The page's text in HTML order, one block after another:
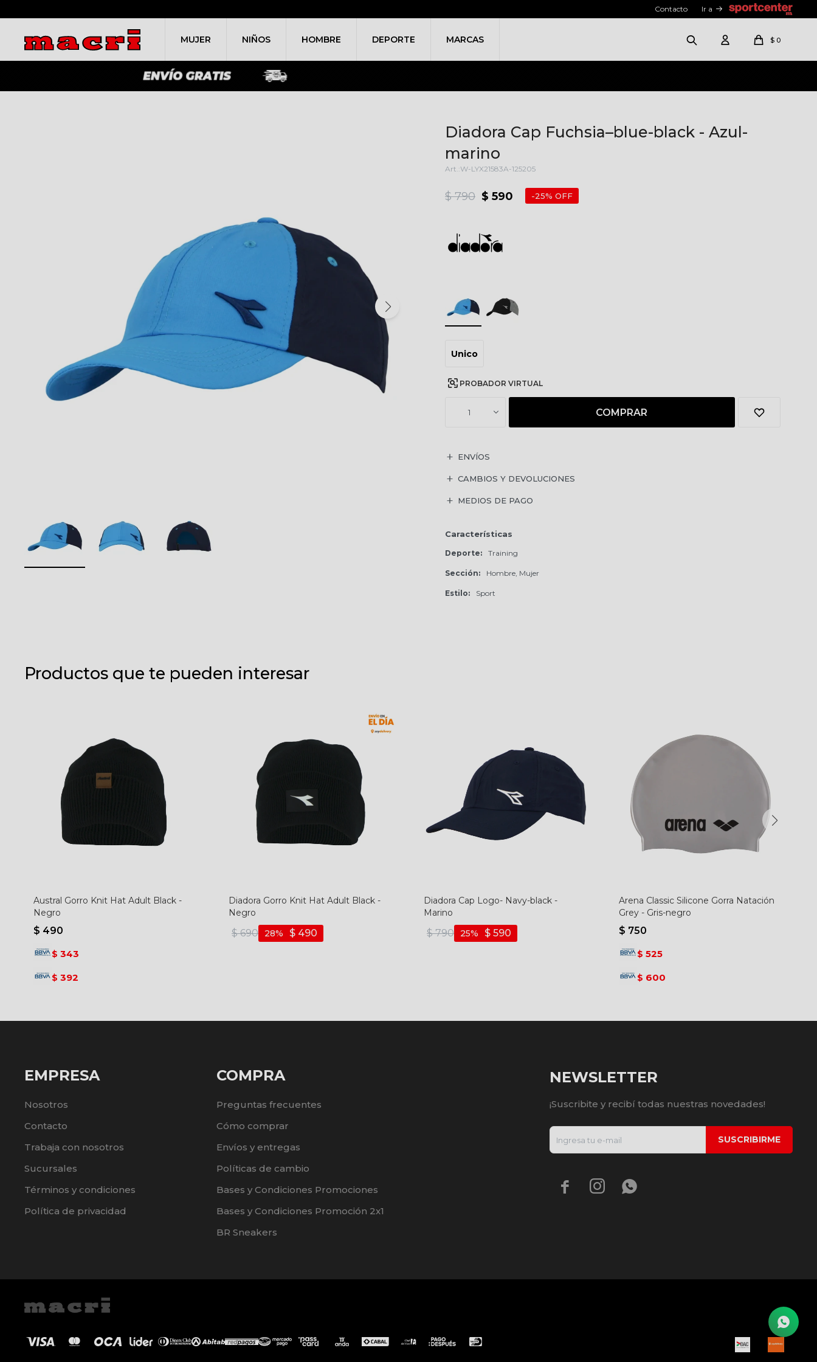
MUJER NIÑOS HOMBRE DEPORTE MARCAS $ 0
Contacto Ir a
Diadora Cap Fuchsia–blue-black - Azul-
marino
W-LYX21583A-125205
$ 590
$ 790 25
Unico
PROBADOR VIRTUAL
1 COMPRAR
ENVÍOS
CAMBIOS Y DEVOLUCIONES
MEDIOS DE PAGO
Características
Deporte Training
Sección Hombre, Mujer
Estilo Sport
Productos que te pueden interesar
Austral Gorro Knit Hat Adult Black -
Negro
$ 490
$ 343
$ 392
Diadora Gorro Knit Hat Adult Black -
Negro
$ 690 $ 490
28
Diadora Cap Logo- Navy-black -
Marino
$ 790 $ 590
25
Arena Classic Silicone Gorra Natación
Grey - Gris-negro
$ 750
$ 525
$ 600
EMPRESA
Nosotros
Contacto
Trabaja con nosotros
Sucursales
Términos y condiciones
Política de privacidad
COMPRA
Preguntas frecuentes
Cómo comprar
Envíos y entregas
Políticas de cambio
Bases y Condiciones Promociones
Bases y Condiciones Promoción 2x1
BR Sneakers
NEWSLETTER
¡Suscribite y recibí todas nuestras novedades!
SUSCRIBIRME
  